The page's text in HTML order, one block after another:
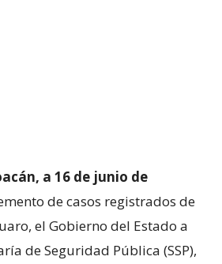
a 16 de junio de
de casos registrados de
el Gobierno del Estado a
de Seguridad Pública (SSP),